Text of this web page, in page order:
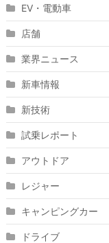
EV・電動車
店舗
業界ニュース
新車情報
新技術
試乗レポート
アウトドア
レジャー
キャンピングカー
ドライブ